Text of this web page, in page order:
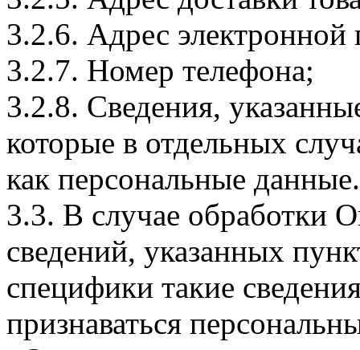
3.2.6. Адрес электронной
3.2.7. Номер телефона;
3.2.8. Сведения,
которые в отдельных
как персональные данные.
3.3. В случае обработки
сведений, указанных
специфики такие
признаваться